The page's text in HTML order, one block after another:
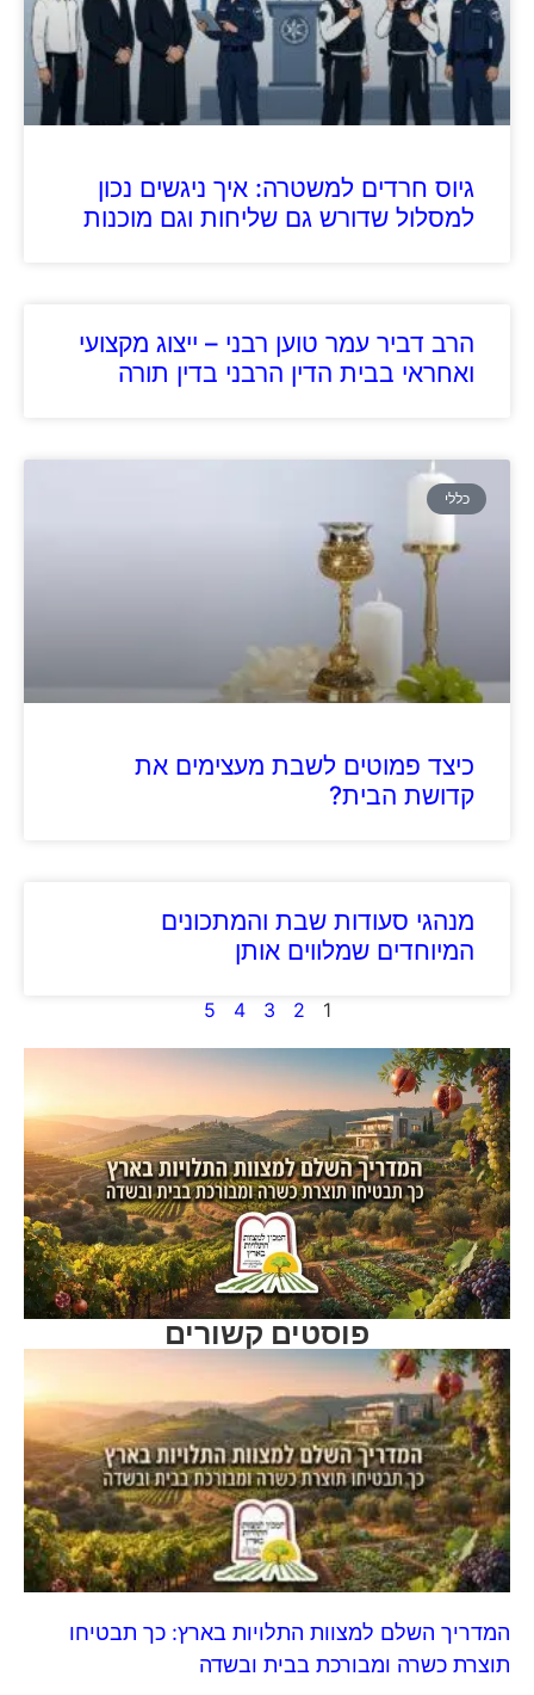
גיוס חרדים למשטרה: איך ניגשים נכון
למסלול שדורש גם שליחות וגם מוכנות
הרב דביר עמר טוען רבני – ייצוג מקצועי
ואחראי בבית הדין הרבני בדין תורה
כללי
כיצד פמוטים לשבת מעצימים את
קדושת הבית?
מנהגי סעודות שבת והמתכונים
המיוחדים שמלווים אותן
1
2
3
4
5
פוסטים קשורים
המדריך השלם למצוות התלויות בארץ: כך תבטיחו
תוצרת כשרה ומבורכת בבית ובשדה